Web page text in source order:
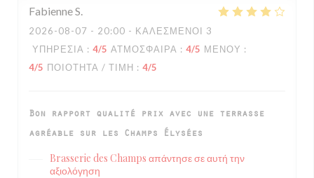
FabienneS
2026-08-07 - 20:00 - ΚΑΛΕΣΜΈΝΟΙ 3
ΥΠΗΡΕΣΊΑ : 4/5 ΑΤΜΌΣΦΑΙΡΑ : 4/5 ΜΕΝΟΎ :
4/5 ΠΟΙΌΤΗΤΑ / ΤΙΜΉ : 4/5
Bon rapport qualité prix avec une terrasse
agréable sur les Champs Élysées
Brasserie des Champs απάντησε σε αυτή την
αξιολόγηση